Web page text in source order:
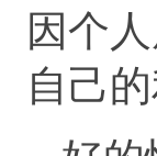
因个
自己